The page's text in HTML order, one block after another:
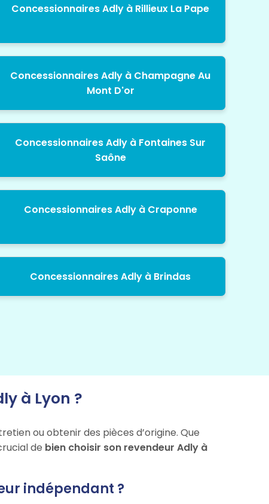
Concessionnaires Adly à Rillieux La Pape
Concessionnaires Adly à Champagne Au
Mont D'or
Concessionnaires Adly à Fontaines Sur
Saône
Concessionnaires Adly à Craponne
Concessionnaires Adly à Brindas
à Lyon ?
ou obtenir des pièces d’origine. Que
de bien choisir son revendeur Adly à
indépendant ?